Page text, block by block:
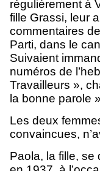
régulièrement à
fille Grassi, leur
commentaires
Parti, dans le
Suivaient
numéros de
Travailleurs »,
la bonne parole
Les deux
convaincues,
Paola, la fille, se